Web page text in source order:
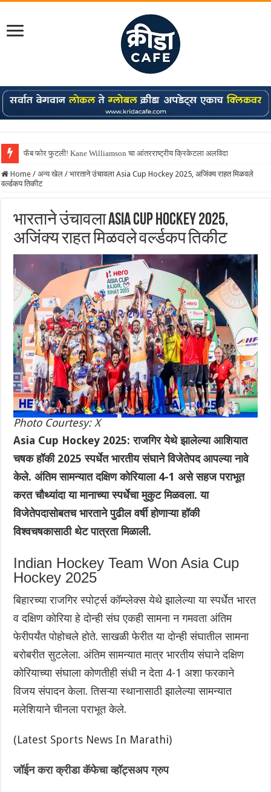
फॅब फोर फुटली! Kane Williamson चा आंतरराष्ट्रीय क्रिकेटला अलविदा
Home / अन्य खेल / भारताने उंचावला Asia Cup Hockey 2025, अजिंक्य राहत मिळवले
वर्ल्डकप तिकीट
भारताने उंचावला Asia Cup Hockey 2025,
अजिंक्य राहत मिळवले वर्ल्डकप तिकीट
Photo Courtesy: X
Asia Cup Hockey 2025: राजगिर येथे झालेल्या आशियात
चषक हॉकी 2025 स्पर्धेत भारतीय संघाने विजेतेपद आपल्या नावे
केले. अंतिम सामन्यात दक्षिण कोरियाला 4-1 असे सहज पराभूत
करत चौथ्यांदा या मानाच्या स्पर्धेचा मुकुट मिळवला. या
विजेतेपदासोबतच भारताने पुढील वर्षी होणाऱ्या हॉकी
विश्वचषकासाठी थेट पात्रता मिळाली.
Indian Hockey Team Won Asia Cup
Hockey 2025
बिहारच्या राजगिर स्पोर्ट्स कॉम्प्लेक्स येथे झालेल्या या स्पर्धेत भारत
व दक्षिण कोरिया हे दोन्ही संघ एकही सामना न गमवता अंतिम
फेरीपर्यंत पोहोचले होते. साखळी फेरीत या दोन्ही संघातील सामना
बरोबरीत सुटलेला. अंतिम सामन्यात मात्र भारतीय संघाने दक्षिण
कोरियाच्या संघाला कोणतीही संधी न देता 4-1 अशा फरकाने
विजय संपादन केला.‌ तिसऱ्या स्थानासाठी झालेल्या सामन्यात
मलेशियाने चीनला पराभूत केले.
(Latest Sports News In Marathi)
जॉईन करा क्रीडा कॅफेचा व्हॉट्सअप ग्रुप